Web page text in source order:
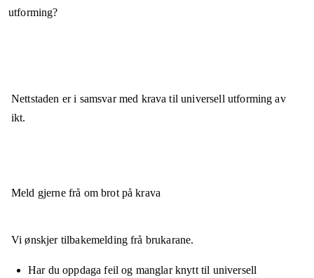
utforming?
Nettstaden eri samsvarmed krava til universell utforming av
ikt.
Meld gjerne frå om brot på krava
Vi ønskjer tilbakemelding frå brukarane.
Har du oppdaga feil og manglar knytt til universell